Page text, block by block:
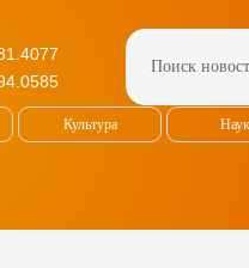
Культура